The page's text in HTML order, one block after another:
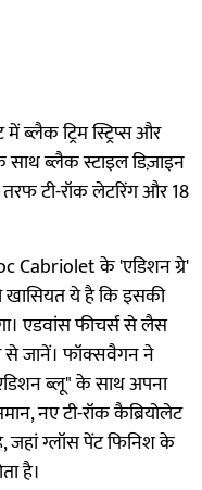
ब्लैक ट्रिम स्ट्रिप्स और
ब्लैक स्टाइल डिज़ाइन
टी-रॉक लेटरिंग और 18
Cabriolet के 'एडिशन ग्रे'
खासियत ये है कि इसकी
एडवांस फीचर्स से लैस
से जानें। फॉक्सवैगन ने
ब्लू" के साथ अपना
नए टी-रॉक कैब्रियोलेट
जहां ग्लॉस पेंट फिनिश के
है।